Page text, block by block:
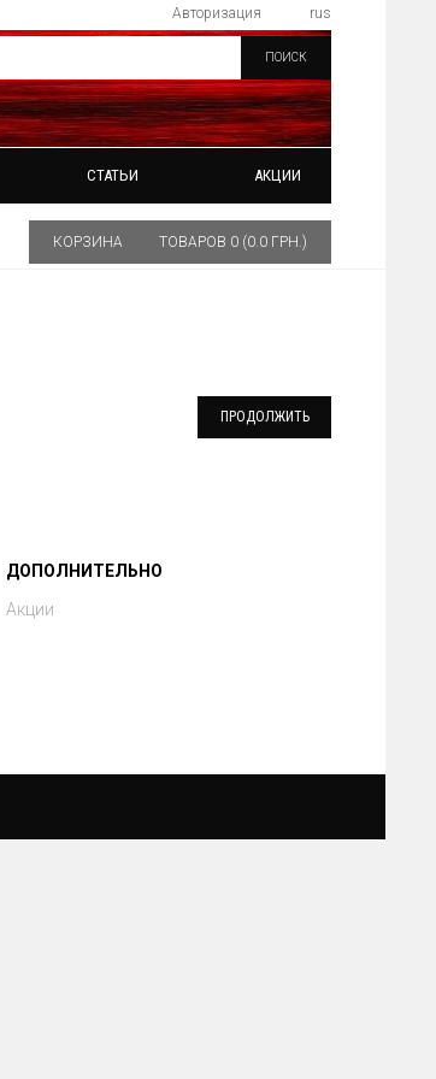
rus
Авторизация
ПОИСК
СТАТЬИ АКЦИИ
КОРЗИНА ТОВАРОВ 0 (0.0 ГРН.)
ПРОДОЛЖИТЬ
ДОПОЛНИТЕЛЬНО
Акции